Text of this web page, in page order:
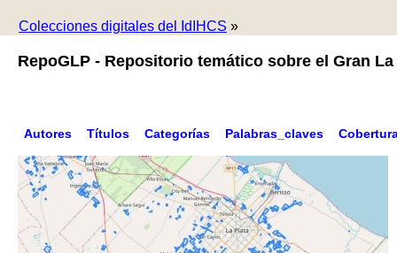
Colecciones digitales del IdIHCS »
RepoGLP - Repositorio temático sobre el Gran La
Autores Títulos Categorías Palabras_claves